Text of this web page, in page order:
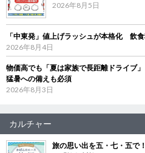
2026年8月5日
「中東発」値上げラッシュが本格化 飲
2026年8月4日
物価高でも「夏は家族で長距離ドライブ
猛暑への備えも必須
2026年8月3日
カルチャー
旅の思い出を五・七・五